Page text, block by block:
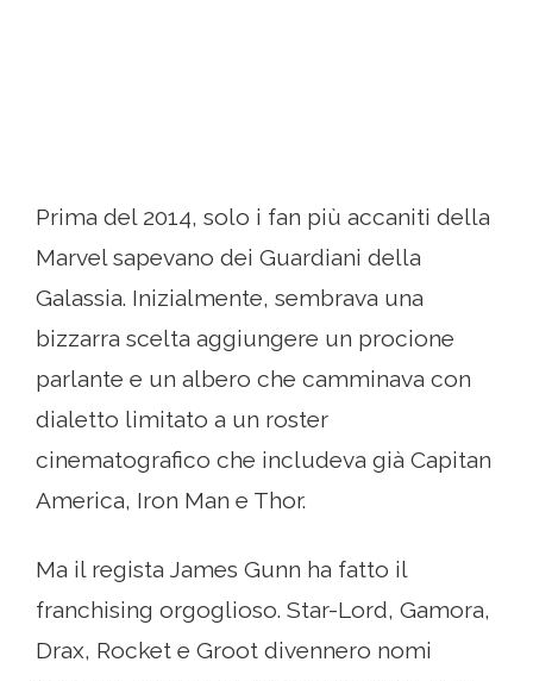
Prima del 2014, solo i fan più accaniti della
Marvel sapevano dei Guardiani della
Galassia. Inizialmente, sembrava una
bizzarra scelta aggiungere un procione
parlante e un albero che camminava con
dialetto limitato a un roster
cinematografico che includeva già Capitan
America, Iron Man e Thor.
Ma il regista James Gunn ha fatto il
franchising orgoglioso. Star-Lord, Gamora,
Drax, Rocket e Groot divennero nomi